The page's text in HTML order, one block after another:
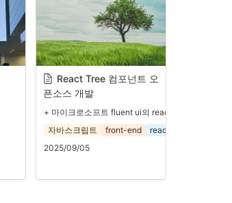
React Tree 컴포넌트 오
픈소스 개발
+ 마이크로소프트 fluent ui의 react-tree 분석
자바스크립트
front-end react
2025/09/05